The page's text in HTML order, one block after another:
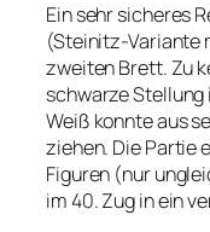
Ein sehr sicheres
(Steinitz-Variante
zweiten Brett. Zu
schwarze Stellung
Weiß konnte aus
ziehen. Die Partie
Figuren (nur
im 40. Zug in ein